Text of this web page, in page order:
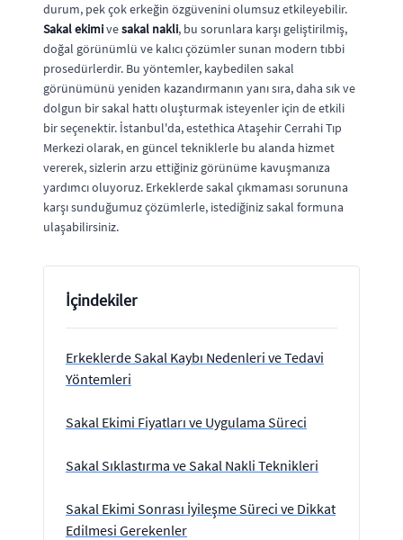
durum, pek çok erkeğin özgüvenini olumsuz etkileyebilir.
Sakal ekimivesakal nakli, bu sorunlara karşı geliştirilmiş,
doğal görünümlü ve kalıcı çözümler sunan modern tıbbi
prosedürlerdir. Bu yöntemler, kaybedilen sakal
görünümünü yeniden kazandırmanın yanı sıra, daha sık ve
dolgun bir sakal hattı oluşturmak isteyenler için de etkili
bir seçenektir. İstanbul'da, estethica Ataşehir Cerrahi Tıp
Merkezi olarak, en güncel tekniklerle bu alanda hizmet
vererek, sizlerin arzu ettiğiniz görünüme kavuşmanıza
yardımcı oluyoruz. Erkeklerde sakal çıkmaması sorununa
karşı sunduğumuz çözümlerle, istediğiniz sakal formuna
ulaşabilirsiniz.
İçindekiler
Erkeklerde Sakal Kaybı Nedenleri ve Tedavi
Yöntemleri
Sakal Ekimi Fiyatları ve Uygulama Süreci
Sakal Sıklastırma ve Sakal Nakli Teknikleri
Sakal Ekimi Sonrası İyileşme Süreci ve Dikkat
Edilmesi Gerekenler